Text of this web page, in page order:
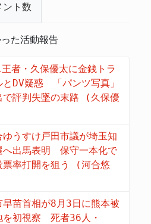
ント数
た活動報告
者・久保優太に金銭トラ
とDV疑惑 「パンツ写真」
で評判失墜の末路 (久保優
ゆうすけ戸田市議が埼玉知
へ出馬表明 保守一本化で
票率打開を狙う (河合悠
早苗首相が8月3日に熊本被
を初視察 死者36人・